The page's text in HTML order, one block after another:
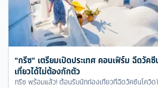
“กรีซ” เตรียมเปิดประเทศ คอนเฟิร์ม ฉีดวัค
เที่ยวได้ไม่ต้องกักตัว
กรีซ พร้อมแล้ว! ต้อนรับนักท่องเที่ยวที่ฉีดวัคซีนโควิด